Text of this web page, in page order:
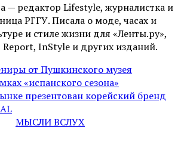
— редактор Lifestyle, журналистка и
РГГУ. Писала о моде, часах и
и стиле жизни для «Ленты.ру»,
Report, InStyle и других изданий.
от Пушкинского музея
«испанского сезона»
презентован корейский бренд
МЫСЛИ ВСЛУХ